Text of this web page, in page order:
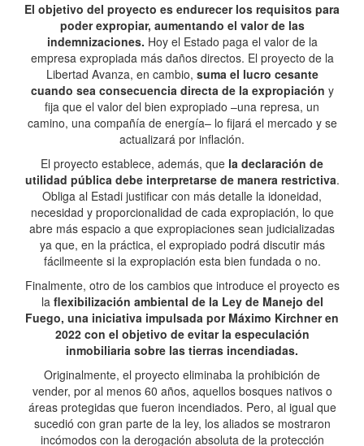
El objetivo del proyecto es endurecer los requisitos para
poder expropiar, aumentando el valor de las
indemnizaciones. Hoy el Estado paga el valor de la
empresa expropiada más daños directos. El proyecto de la
Libertad Avanza, en cambio, suma el lucro cesante
cuando sea consecuencia directa de la expropiación y
fija que el valor del bien expropiado –una represa, un
camino, una compañía de energía– lo fijará el mercado y se
actualizará por inflación.
El proyecto establece, además, que la declaración de
utilidad pública debe interpretarse de manera restrictiva.
Obliga al Estadi justificar con más detalle la idoneidad,
necesidad y proporcionalidad de cada expropiación, lo que
abre más espacio a que expropiaciones sean judicializadas
ya que, en la práctica, el expropiado podrá discutir más
fácilmeente si la expropiación esta bien fundada o no.
Finalmente, otro de los cambios que introduce el proyecto es
la flexibilización ambiental de la Ley de Manejo del
Fuego, una iniciativa impulsada por Máximo Kirchner en
2022 con el objetivo de evitar la especulación
inmobiliaria sobre las tierras incendiadas.
Originalmente, el proyecto eliminaba la prohibición de
vender, por al menos 60 años, aquellos bosques nativos o
áreas protegidas que fueron incendiados. Pero, al igual que
sucedió con gran parte de la ley, los aliados se mostraron
incómodos con la derogación absoluta de la protección